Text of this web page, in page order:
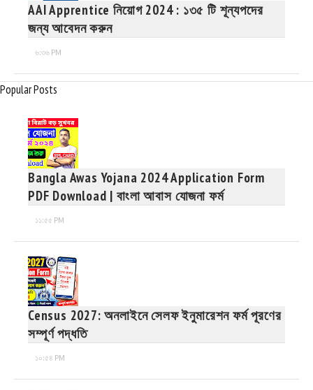
AAI Apprentice নিয়োগ 2024 : ১৩৫ টি শূন্যপদের
জন্য আবেদন করুন
৬:৩৬ PM
Popular Posts
Bangla Awas Yojana 2024 Application Form
PDF Download | বাংলা আবাস যোজনা ফর্ম
১১:৫৫ PM
Census 2027: অনলাইনে সেলফ ইনুমারেশন ফর্ম পূরণের
সম্পূর্ণ পদ্ধতি
১০:৫৪ PM